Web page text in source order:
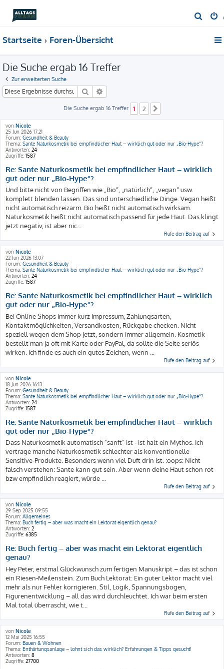
u
Startseite Foren-Übersicht
Die Suche ergab 16 Treffer
Zur erweiterten Suche
Suche
Die Suche ergab 16 Treffer 1 2
von Nicole
25 Jun 2026 17:21
Forum: Gesundheit & Beauty
Thema: Sante Naturkosmetik bei empfindlicher Haut – wirklich gut oder nur „Bio-Hype“?
Antworten: 24
Zugriffe: 1587
Re: Sante Naturkosmetik bei empfindlicher Haut – wirklich
gut oder nur „Bio-Hype“?
Und bitte nicht von Begriffen wie „Bio“, „natürlich“, „vegan“ usw.
komplett blenden lassen. Das sind unterschiedliche Dinge. Vegan heißt
nicht automatisch reizarm. Bio heißt nicht automatisch wirksam.
Naturkosmetik heißt nicht automatisch passend für jede Haut. Das klingt
jetzt negativ, ist aber nic...
Rufe den Beitrag auf
von Nicole
22 Jun 2026 13:07
Forum: Gesundheit & Beauty
Thema: Sante Naturkosmetik bei empfindlicher Haut – wirklich gut oder nur „Bio-Hype“?
Antworten: 24
Zugriffe: 1587
Re: Sante Naturkosmetik bei empfindlicher Haut – wirklich
gut oder nur „Bio-Hype“?
Bei Online Shops immer kurz Impressum, Zahlungsarten,
Kontaktmöglichkeiten, Versandkosten, Rückgabe checken. Nicht
speziell wegen dem Shop jetzt, sondern immer allgemein. Kosmetik
bestellt man ja oft mit Karte oder PayPal, da sollte die Seite seriös
wirken. Ich finde es auch ein gutes Zeichen, wenn ...
Rufe den Beitrag auf
von Nicole
18 Jun 2026 16:13
Forum: Gesundheit & Beauty
Thema: Sante Naturkosmetik bei empfindlicher Haut – wirklich gut oder nur „Bio-Hype“?
Antworten: 24
Zugriffe: 1587
Re: Sante Naturkosmetik bei empfindlicher Haut – wirklich
gut oder nur „Bio-Hype“?
Dass Naturkosmetik automatisch "sanft“ ist - ist halt ein Mythos. Ich
vertrage manche Naturkosmetik schlechter als konventionelle
Sensitive-Produkte. Besonders wenn viel Duft drin ist. :oops: Nicht
falsch verstehen: Sante kann gut sein. Aber wenn deine Haut schon rot
bzw empfindlich reagiert, würde ...
Rufe den Beitrag auf
von Nicole
29 Sep 2025 09:55
Forum: Allgemeines
Thema: Buch fertig – aber was macht ein Lektorat eigentlich genau?
Antworten: 2
Zugriffe: 6385
Re: Buch fertig – aber was macht ein Lektorat eigentlich
genau?
Hey Peter, erstmal Glückwunsch zum fertigen Manuskript – das ist schon
ein Riesen-Meilenstein. Zum Buch Lektorat: Ein guter Lektor macht viel
mehr als nur Fehler korrigieren. Stil, Logik, Spannungsbogen,
Figurenentwicklung – all das wird durchleuchtet. Ich war beim ersten
Mal total überrascht, wie t...
Rufe den Beitrag auf
von Nicole
12 Mai 2025 16:55
Forum: Bauen & Wohnen
Thema: Enthärtungsanlage – lohnt sich das wirklich? Erfahrungen & Tipps gesucht!
Antworten: 8
Zugriffe: 27700